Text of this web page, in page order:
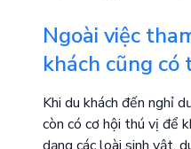
Ngoài việc
khách cũng có
Khi du khách đến nghỉ
còn có cơ hội thú vị để